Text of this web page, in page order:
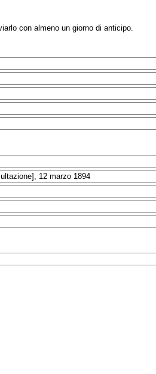
con almeno un giorno di anticipo.